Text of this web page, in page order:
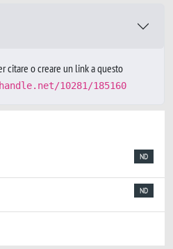
citare o creare un link a questo
10281/185160
ND
ND